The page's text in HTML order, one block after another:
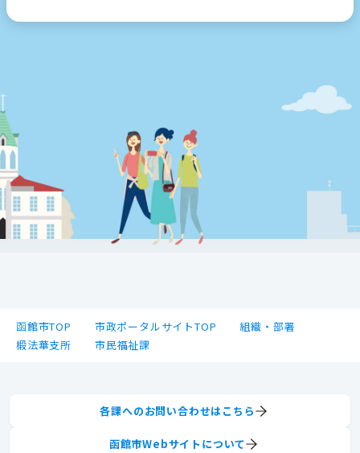
函館市TOP 市政ポータルサイトTOP
組織・部署
椴法華支所
市民福祉課
各課へのお問い合わせはこちら
函館市Webサイトについて